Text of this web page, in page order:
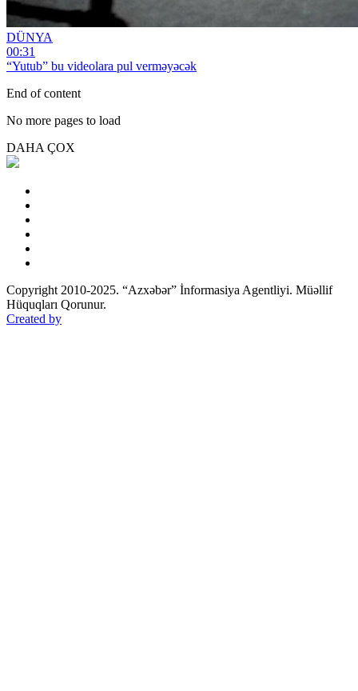
DÜNYA
00:31
“Yutub” bu videolara pul verməyəcək
End of content
No more pages to load
DAHA ÇOX
Copyright 2010-2025. “Azxəbər” İnformasiya Agentliyi. Müəllif
Hüquqları Qorunur.
Created by